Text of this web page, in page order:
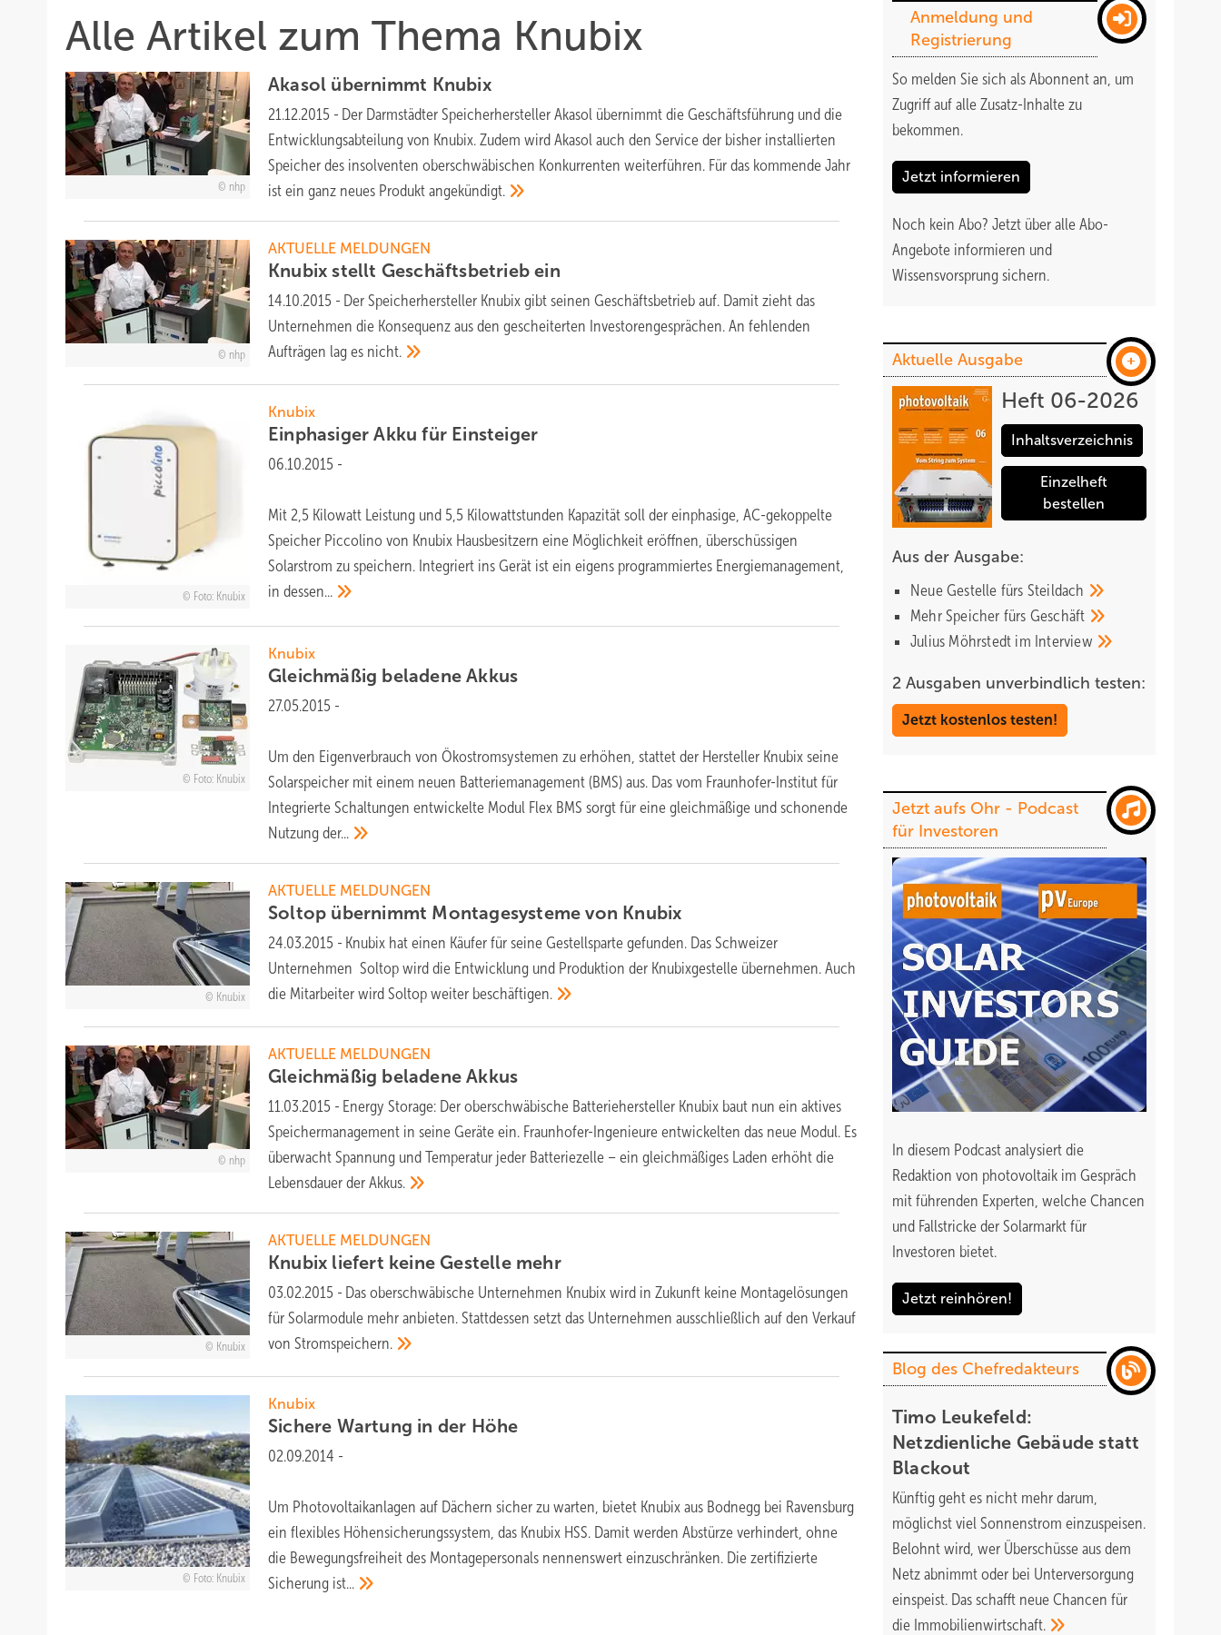
Alle Artikel zum Thema Knubix
nhp
Akasol übernimmt Knubix
21.12.2015 - Der Darmstädter Speicherhersteller Akasol übernimmt die Geschäftsführung und die
Entwicklungsabteilung von Knubix. Zudem wird Akasol auch den Service der bisher installierten
Speicher des insolventen oberschwäbischen Konkurrenten weiterführen. Für das kommende Jahr
ist ein ganz neues Produktangekündigt.
nhp
AKTUELLE MELDUNGEN
Knubix stellt Geschäftsbetriebein
14.10.2015 - Der Speicherhersteller Knubix gibt seinen Geschäftsbetrieb auf. Damit zieht das
Unternehmen die Konsequenz aus den gescheiterten Investorengesprächen. An fehlenden
Aufträgen lag es nicht.
Foto: Knubix
Knubix
Einphasiger Akku für Einsteiger
06.10.2015 -
Mit 2,5 Kilowatt Leistung und 5,5 Kilowattstunden Kapazität soll der einphasige, AC-gekoppelte
Speicher Piccolino von Knubix Hausbesitzern eine Möglichkeit eröffnen, überschüssigen
Solarstrom zu speichern. Integriert ins Gerät ist ein eigens programmiertes Energiemanagement,
indessen...
Foto: Knubix
Knubix
Gleichmäßig beladeneAkkus
27.05.2015 -
Um den Eigenverbrauch von Ökostromsystemen zu erhöhen, stattet der Hersteller Knubix seine
Solarspeicher mit einem neuen Batteriemanagement (BMS) aus. Das vom Fraunhofer-Institut für
Integrierte Schaltungen entwickelte Modul Flex BMS sorgt für eine gleichmäßige und schonende
Nutzungder...
Knubix
AKTUELLE MELDUNGEN
Soltop übernimmt Montagesysteme von Knubix
24.03.2015 - Knubix hat einen Käufer für seine Gestellsparte gefunden. Das Schweizer
Unternehmen Soltop wird die Entwicklung und Produktion der Knubixgestelle übernehmen. Auch
die Mitarbeiter wird Soltop weiter beschäftigen.
nhp
AKTUELLE MELDUNGEN
Gleichmäßig beladeneAkkus
11.03.2015 - Energy Storage: Der oberschwäbische Batteriehersteller Knubix baut nun ein aktives
Speichermanagement in seine Geräte ein. Fraunhofer-Ingenieure entwickelten das neue Modul. Es
überwacht Spannung und Temperatur jeder Batteriezelle – ein gleichmäßiges Laden erhöht die
Lebensdauer derAkkus.
Knubix
AKTUELLE MELDUNGEN
Knubix liefert keine Gestelle mehr
03.02.2015 - Das oberschwäbische Unternehmen Knubix wird in Zukunft keine Montagelösungen
für Solarmodule mehr anbieten. Stattdessen setzt das Unternehmen ausschließlich auf den Verkauf
vonStromspeichern.
Foto: Knubix
Knubix
Sichere Wartung in der Höhe
02.09.2014 -
Um Photovoltaikanlagen auf Dächern sicher zu warten, bietet Knubix aus Bodnegg bei Ravensburg
ein flexibles Höhensicherungssystem, das Knubix HSS. Damit werden Abstürze verhindert, ohne
die Bewegungsfreiheit des Montagepersonals nennenswert einzuschränken. Die zertifizierte
Sicherung ist...
Anmeldung und
Registrierung
So melden Sie sich als Abonnent an, um
Zugriff auf alle Zusatz-Inhalte zu
bekommen.
Jetzt informieren
Noch kein Abo? Jetzt über alle Abo-
Angebote informieren und
Wissensvorsprung sichern.
Aktuelle Ausgabe
Heft 06-2026
Inhaltsverzeichnis
Einzelheft
bestellen
Aus der Ausgabe:
Neue Gestelle fürs Steildach
Mehr Speicher fürs Geschäft
Julius Möhrstedt im Interview
2 Ausgaben unverbindlich testen:
Jetzt kostenlos testen!
Jetzt aufs Ohr - Podcast
für Investoren
In diesem Podcast analysiert die
Redaktion von photovoltaik im Gespräch
mit führenden Experten, welche Chancen
und Fallstricke der Solarmarkt für
Investoren bietet.
Jetzt reinhören!
Blog des Chefredakteurs
Timo Leukefeld:
Netzdienliche Gebäude statt
Blackout
Künftig geht es nicht mehr darum,
möglichst viel Sonnenstrom einzuspeisen.
Belohnt wird, wer Überschüsse aus dem
Netz abnimmt oder bei Unterversorgung
einspeist. Das schafft neue Chancen für
die Immobilienwirtschaft.